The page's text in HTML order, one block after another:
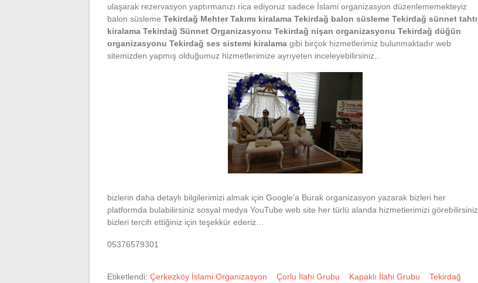
ulaşarak rezervasyon yaptırmanızı rica ediyoruz sadece İslami organizasyon düzenlememekteyiz
balon süsleme Tekirdağ Mehter Takımı kiralama Tekirdağ balon süsleme Tekirdağ sünnet tahtı
kiralama Tekirdağ Sünnet Organizasyonu Tekirdağ nişan organizasyonu Tekirdağ düğün
organizasyonu Tekirdağ ses sistemi kiralama gibi birçok hizmetlerimiz bulunmaktadır web
sitemizden yapmış olduğumuz hizmetlerimize ayrıyeten inceleyebilirsiniz..
bizlerin daha detaylı bilgilerimizi almak için Google’a Burak organizasyon yazarak bizleri her
platformda bulabilirsiniz sosyal medya YouTube web site her türlü alanda hizmetlerimizi görebilirsiniz
bizleri tercih ettiğiniz için teşekkür ederiz…
05376579301
Etiketlendi: Çerkezköy İslami Organizasyon Çorlu İlahi Grubu Kapaklı İlahi Grubu
Tekirdağ